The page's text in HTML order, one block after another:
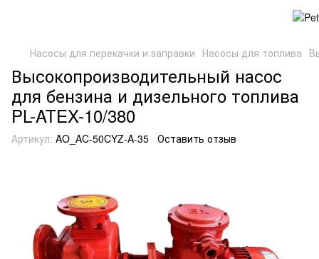
Насосы для перекачки и заправки Насосы для топлива
Высокопроизводительный насос
для бензина и дизельного топлива
PL-ATEX-10/380
Артикул: AO_AC-50CYZ-A-35 Оставить отзыв